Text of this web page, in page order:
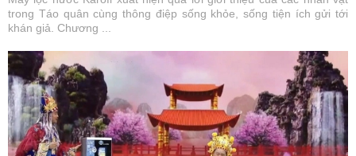
trong Táo quân cùng thông điệp sống khỏe, sống tiện ích gửi tới
khán giả. Chương ...